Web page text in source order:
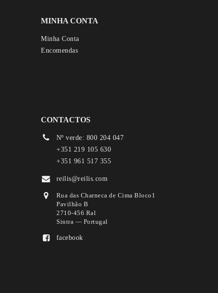
MINHA CONTA
Minha Conta
Encomendas
CONTACTOS
Nº verde: 800 204 047
+351 219 105 630
+351 961 517 355
reilis@reilis.com
Rua das Charneca de Cima Bloco1
Pavilhão B
2710-456 Ral
Sintra — Portugal
facebook